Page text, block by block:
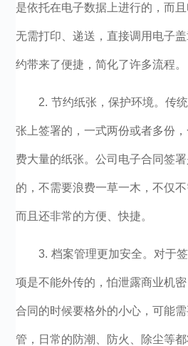
是依托在电子数据上进行的，而
无需打印、递送，直接调用电子
约带来了便捷，简化了许多流程。
2.节约纸张，保护环境。传
张上签署的，一式两份或者多份
费大量的纸张。公司电子合同签
的，不需要浪费一草一木，不仅
而且还非常的方便、快捷。
3.档案管理更加安全。对于
项是不能外传的，怕泄露商业机
合同的时候要格外的小心，可能
管，日常的防潮、防火、除尘等都